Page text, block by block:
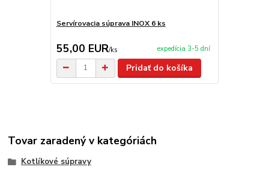
Servírovacia súprava INOX 6 ks
55,00 EUR/ks expedícia 3-5 dní
Pridať do košíka
Tovar zaradený v kategóriách
Kotlíkové súpravy